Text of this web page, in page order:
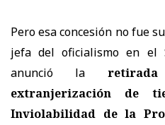
Pero esa concesión no fue
jefa del oficialismo en el
anunció la
extranjerización de
Inviolabilidad de la